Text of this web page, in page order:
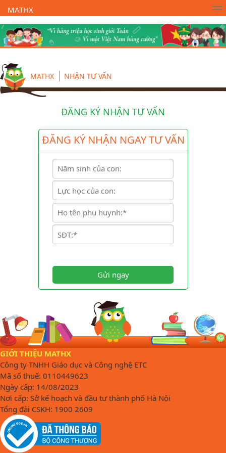
MATHX
Trường Toán Online MATHX Học toán - Lớp 1
MATHX NHẬN TƯ VẤN
ĐĂNG KÝ NHẬN TƯ VẤN
ĐĂNG KÝ NHẬN NGAY TƯ VẤN
Gửi ngay
GIỚI THIỆU MATHX
Công ty TNHH Giáo dục và Công nghệ ETC
Mã số thuế: 0110449623
Ngày cấp: 14/08/2023
Nơi cấp: Sở kế hoạch và đầu tư thành phố Hà Nội
Tổng đài CSKH: 1900 2609